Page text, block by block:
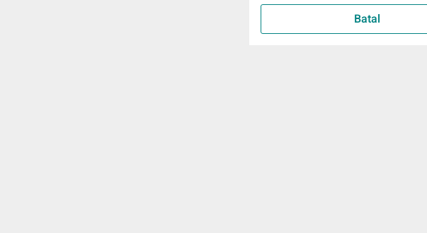
Batal